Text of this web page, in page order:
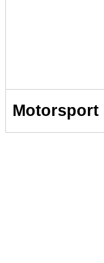
Motorsport